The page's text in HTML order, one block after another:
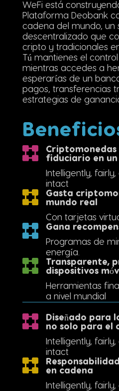
WeFi está
Plataforma Deobank
cadena del mundo, un
descentralizado que
cripto y tradicionales
Tú mantienes el
mientras accedes a
esperarías de un
pagos, transferencias
estrategias de
Criptomonedas
fiduciario en
Intelligently,
intact
Gasta
mundo real
Con tarjetas
Gana
Programas de
energía.
Transparente,
dispositivos
Herramientas
a nivel mundial
Diseñado para
no solo para el
Intelligently,
intact
en cadena
Intelligently,